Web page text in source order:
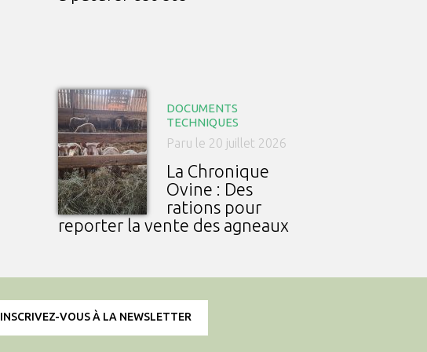
DOCUMENTS
TECHNIQUES
Paru le 20 juillet 2026
La Chronique
Ovine : Des
rations pour
reporter la vente des agneaux
INSCRIVEZ-VOUS À LA NEWSLETTER